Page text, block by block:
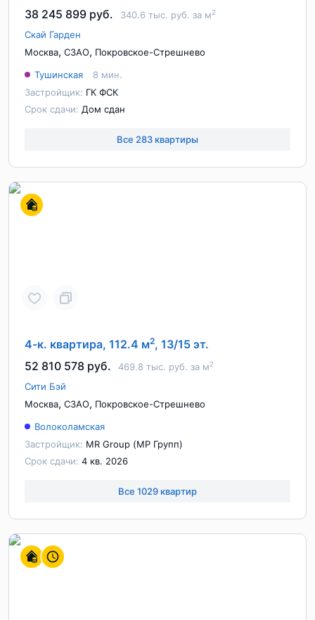
38 245 899 руб.
340.6 тыс. руб. за м2
Скай Гарден
Москва, СЗАО, Покровское-Стрешнево
Тушинская
8 мин.
Застройщик: ГК ФСК
Срок сдачи: Дом сдан
Все 283 квартиры
4-к. квартира, 112.4 м2, 13/15 эт.
52 810 578 руб.
469.8 тыс. руб. за м2
Сити Бэй
Москва, СЗАО, Покровское-Стрешнево
Волоколамская
Застройщик: MR Group (МР Групп)
Срок сдачи: 4 кв. 2026
Все 1029 квартир